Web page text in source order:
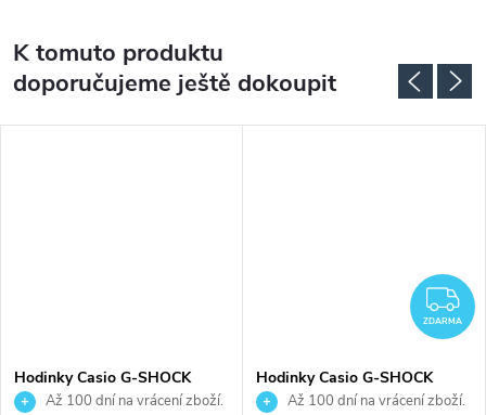
K tomuto produktu
doporučujeme ještě dokoupit
Hodinky Casio G-SHOCK
GMA-P2100BA-1AER
Až 100 dní na vrácení zboží.
ZDARMA
Hodinky Casio G-SHOCK
GMA-P2100SG-1AER
Až 100 dní na vrácení zboží.